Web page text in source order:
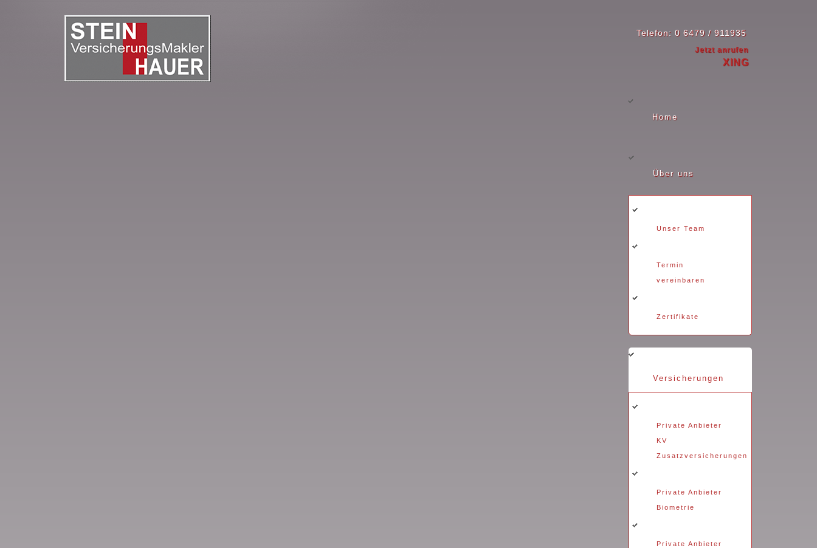
Telefon: 0 6479 / 911935
Jetzt anrufen
XING
Home
Über uns
Unser Team
Termin
vereinbaren
Zertifikate
Versicherungen
Private Anbieter
KV
Zusatzversicherungen
Private Anbieter
Biometrie
Private Anbieter